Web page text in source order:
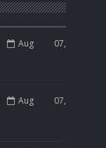
Aug 07,
Aug 07,